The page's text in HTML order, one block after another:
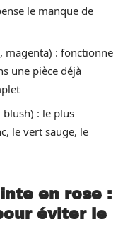
le manque de
magenta) : fonctionne
une pièce déjà
blush) : le plus
le vert sauge, le
en rose :
éviter le